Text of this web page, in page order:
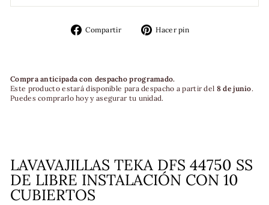
Compartir
CompartirHacer pin
Compra anticipada con despacho programado.
Este producto estará disponible para despacho a partir del 8 de junio.
Puedes comprarlo hoy y asegurar tu unidad.
LAVAVAJILLAS TEKA DFS 44750 SS
DE LIBRE INSTALACIÓN CON 10
CUBIERTOS